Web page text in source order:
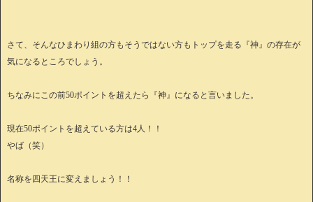
さて、そんなひまわり組の方もそうではない方もトップを走る『神』の存在が
気になるところでしょう。
ちなみにこの前50ポイントを超えたら『神』になると言いました。
現在50ポイントを超えている方は4人！！
やば（笑）
名称を四天王に変えましょう！！